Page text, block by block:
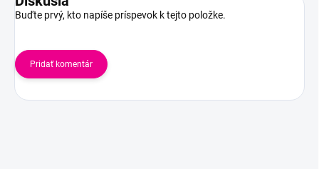
Buďte prvý, kto napíše príspevok k tejto položke.
Pridať komentár